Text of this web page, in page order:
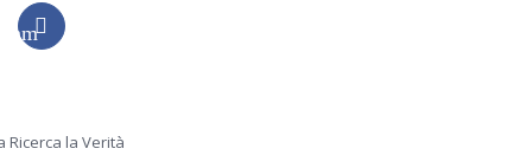
Instagram
la Verità